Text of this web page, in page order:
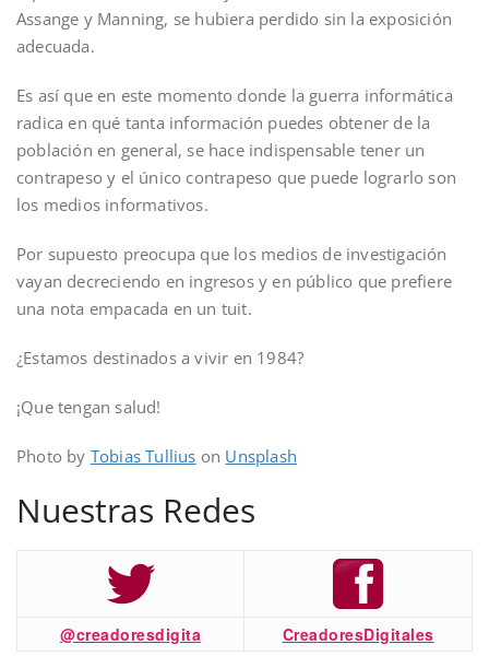
Assange y Manning, se hubiera perdido sin la exposición
adecuada.
Es así que en este momento donde la guerra informática
radica en qué tanta información puedes obtener de la
población en general, se hace indispensable tener un
contrapeso y el único contrapeso que puede lograrlo son
los medios informativos.
Por supuesto preocupa que los medios de investigación
vayan decreciendo en ingresos y en público que prefiere
una nota empacada en un tuit.
¿Estamos destinados a vivir en 1984?
¡Que tengan salud!
Photo by Tobias Tullius on Unsplash
Nuestras Redes
@creadoresdigita CreadoresDigitales